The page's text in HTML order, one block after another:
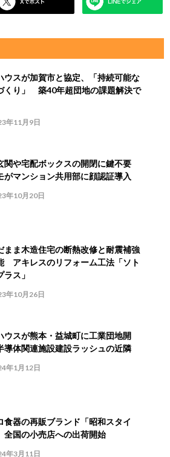
ウスが加賀市と協定、「持続可能な
くり」 築40年超団地の課題解決で
年11月9日
関や宅配ボックスの開閉に鍵不要
がマンション共用部に顔認証導入
年10月20日
まま木造住宅の断熱改修と耐震補強
アキレスのリフォーム工法「ソト
ラス」
年10月26日
ウスが熊本・益城町に工業団地開
体関連施設建設ラッシュの近隣
年1月12日
食器の再販ブランド「昭和スタイ
国の小売店への出荷開始
年3月11日